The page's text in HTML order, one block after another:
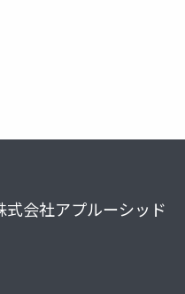
式会社アプルーシッド